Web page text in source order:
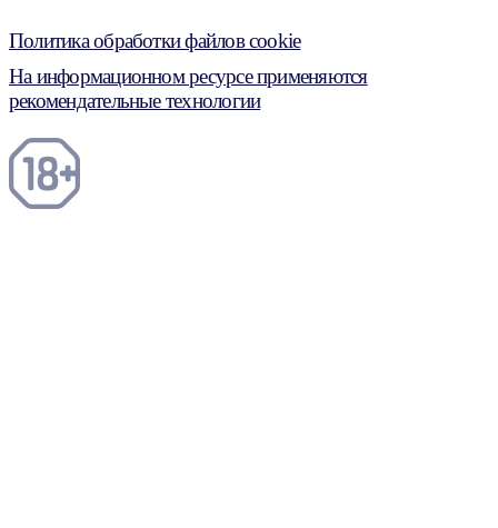
Политика обработки файлов cookie
На информационном ресурсе применяются
рекомендательные технологии